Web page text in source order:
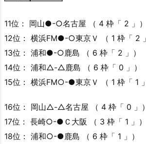
11位： 岡山●-○名古屋 （ 4 枠「 2 」）
12位： 横浜FM●-○東京Ｖ （ 1 枠「 2
13位： 浦和●-○鹿島 （ 6 枠「 2 」）
14位： 浦和△-△鹿島 （ 6 枠「 0 」）
15位： 横浜FM○-●東京Ｖ （ 1 枠「 1 」
16位： 岡山△-△名古屋 （ 4 枠「 0 」）
17位： 長崎○-●Ｃ大阪 （ 3 枠「 1 」）
18位： 浦和○-●鹿島 （ 6 枠「 1 」）